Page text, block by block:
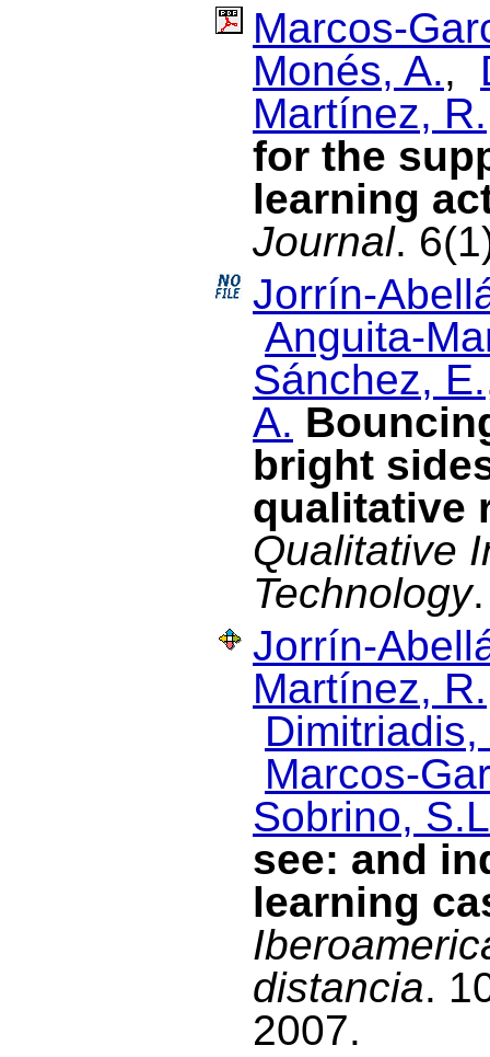
Marcos-
Monés, A.,
Martínez, R.
for the
learning
Journal.
Jorrín-
Anguita-
Sánchez, E.
A.
bright
qualitative
Qualitative
Technology
Jorrín-
Martínez, R.
Dimitriadis,
Marcos-
Sobrino,
see: and
learning
distancia.
2007.